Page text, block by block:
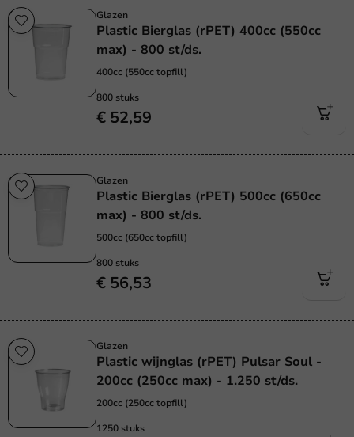
Glazen
Plastic Bierglas (rPET) 400cc (550cc
max) - 800 st/ds.
400cc (550cc topfill)
800 stuks
€ 52,59
Glazen
Plastic Bierglas (rPET) 500cc (650cc
max) - 800 st/ds.
500cc (650cc topfill)
800 stuks
€ 56,53
Glazen
Plastic wijnglas (rPET) Pulsar Soul -
200cc (250cc max) - 1.250 st/ds.
200cc (250cc topfill)
1250 stuks